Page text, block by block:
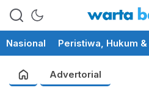
memberikan
Nasional Peristiwa, Hukum
Advertorial